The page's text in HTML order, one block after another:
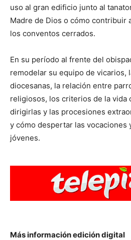
uso al gran edificio junto al
Madre de Dios o cómo contribuir
los conventos cerrados.
En su período al frente del
remodelar su equipo de vicarios,
diocesanas, la relación entre
religiosos, los criterios de la vida
dirigirlas y las procesiones
y cómo despertar las vocaciones
jóvenes.
Más información edición digital